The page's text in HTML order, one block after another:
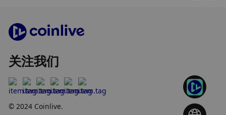
关注我们
© 2024 Coinlive.